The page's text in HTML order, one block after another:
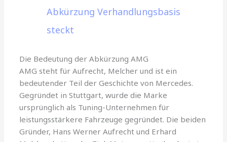
Abkürzung Verhandlungsbasis
steckt
Die Bedeutung der Abkürzung AMG
AMG steht für Aufrecht, Melcher und ist ein
bedeutender Teil der Geschichte von Mercedes.
Gegründet in Stuttgart, wurde die Marke
ursprünglich als Tuning-Unternehmen für
leistungsstärkere Fahrzeuge gegründet. Die beiden
Gründer, Hans Werner Aufrecht und Erhard